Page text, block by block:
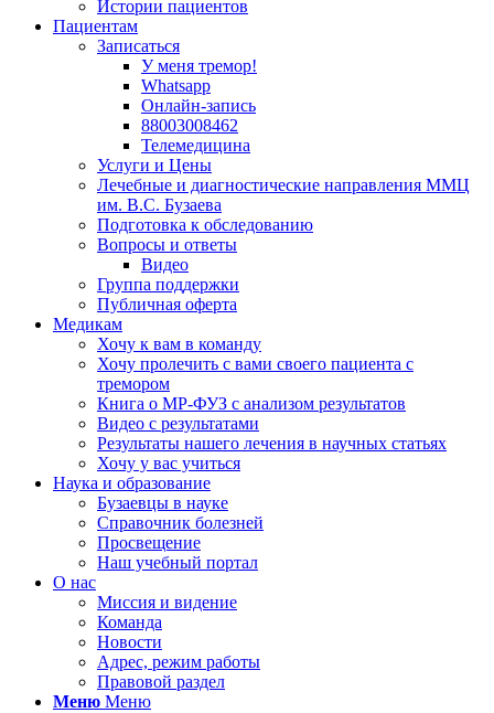
Истории пациентов
Пациентам
Записаться
У меня тремор!
Whatsapp
Онлайн-запись
88003008462
Телемедицина
Услуги и Цены
Лечебные и диагностические направления ММЦ
им. В.С. Бузаева
Подготовка к обследованию
Вопросы и ответы
Видео
Группа поддержки
Публичная оферта
Медикам
Хочу к вам в команду
Хочу пролечить с вами своего пациента с
тремором
Книга о МР-ФУЗ с aнализом результатов
Видео с результатами
Результаты нашего лечения в научных статьях
Хочу у вас учиться
Наука и образование
Бузаевцы в науке
Справочник болезней
Просвещение
Наш учебный портал
О нас
Миссия и видение
Команда
Новости
Адрес, режим работы
Правовой раздел
Меню Меню